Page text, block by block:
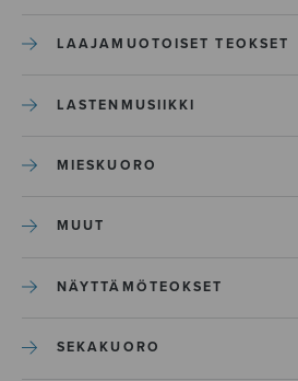
LAAJAMUOTOISET TEOKSET
LASTENMUSIIKKI
MIESKUORO
MUUT
NÄYTTÄMÖTEOKSET
SEKAKUORO